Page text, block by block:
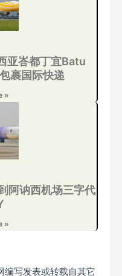
亚峇都丁宜Batu
裹国际快递
»
阿讷西机场三字代
»
编写发表或转载自其它